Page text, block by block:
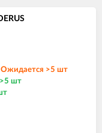
Ожидается >5 шт
>5 шт